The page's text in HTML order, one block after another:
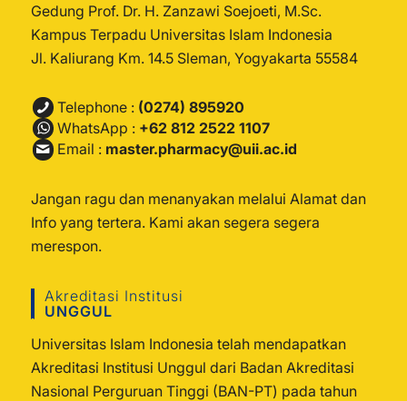
Gedung Prof. Dr. H. Zanzawi Soejoeti, M.Sc.
Kampus Terpadu Universitas Islam Indonesia
Jl. Kaliurang Km. 14.5 Sleman, Yogyakarta 55584
Telephone : (0274) 895920
WhatsApp : +62 812 2522 1107
Email : master.pharmacy@uii.ac.id
Jangan ragu dan menanyakan melalui Alamat dan
Info yang tertera. Kami akan segera segera
merespon.
Akreditasi Institusi
UNGGUL
Universitas Islam Indonesia telah mendapatkan
Akreditasi Institusi Unggul dari Badan Akreditasi
Nasional Perguruan Tinggi (BAN-PT) pada tahun